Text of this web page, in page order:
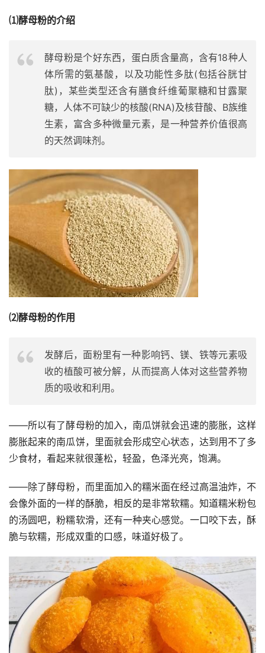
⑴酵母粉的介绍
酵母粉是个好东西，蛋白质含量高，含有18种人
体所需的氨基酸，以及功能性多肽(包括谷胱甘
肽)，某些类型还含有膳食纤维葡聚糖和甘露聚
糖，人体不可缺少的核酸(RNA)及核苷酸、B族维
生素，富含多种微量元素，是一种营养价值很高
的天然调味剂。
⑵酵母粉的作用
发酵后，面粉里有一种影响钙、镁、铁等元素吸
收的植酸可被分解，从而提高人体对这些营养物
质的吸收和利用。
——所以有了酵母粉的加入，南瓜饼就会迅速的膨胀，这样
膨胀起来的南瓜饼，里面就会形成空心状态，达到用不了多
少食材，看起来就很蓬松，轻盈，色泽光亮，饱满。
——除了酵母粉，而里面加入的糯米面在经过高温油炸，不
会像外面的一样的酥脆，相反的是非常软糯。知道糯米粉包
的汤圆吧，粉糯软滑，还有一种夹心感觉。一口咬下去，酥
脆与软糯，形成双重的口感，味道好极了。